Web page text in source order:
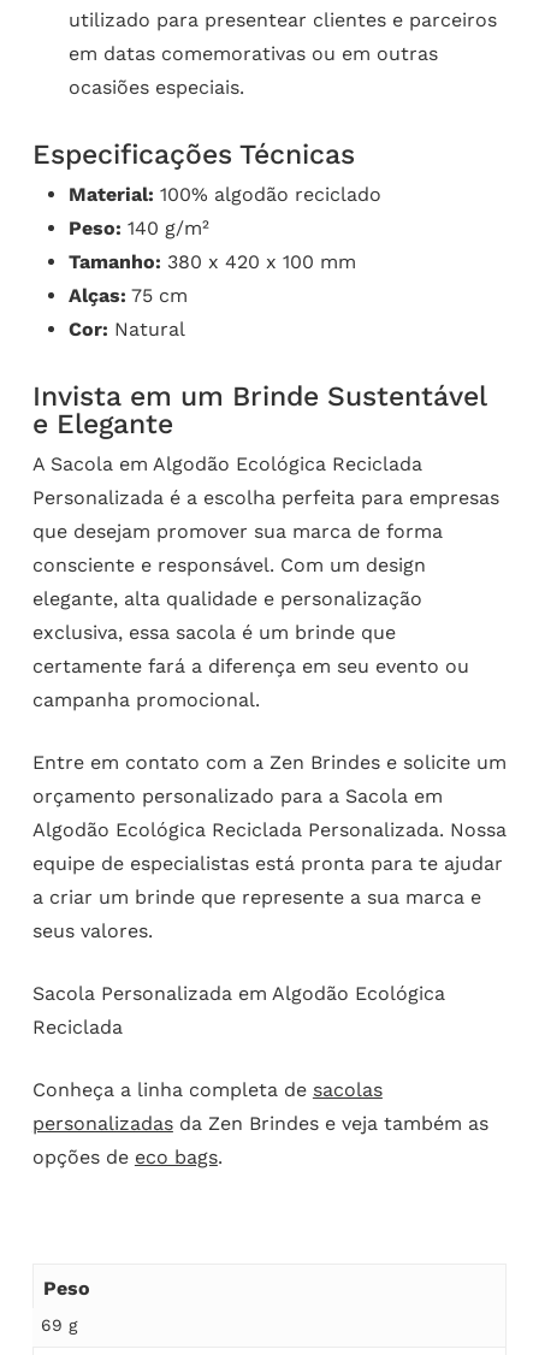
utilizado para presentear clientes e parceiros
em datas comemorativas ou em outras
ocasiões especiais.
Especificações Técnicas
Material: 100% algodão reciclado
Peso: 140 g/m²
Tamanho: 380 x 420 x 100 mm
Alças: 75 cm
Cor: Natural
Invista em um Brinde Sustentável
e Elegante
A Sacola em Algodão Ecológica Reciclada
Personalizada é a escolha perfeita para empresas
que desejam promover sua marca de forma
consciente e responsável. Com um design
elegante, alta qualidade e personalização
exclusiva, essa sacola é um brinde que
certamente fará a diferença em seu evento ou
campanha promocional.
Entre em contato com a Zen Brindes e solicite um
orçamento personalizado para a Sacola em
Algodão Ecológica Reciclada Personalizada. Nossa
equipe de especialistas está pronta para te ajudar
a criar um brinde que represente a sua marca e
seus valores.
Sacola Personalizada em Algodão Ecológica
Reciclada
Conheça a linha completa de sacolas
personalizadasda Zen Brindes e veja também as
opções de eco bags.
Peso
69 g